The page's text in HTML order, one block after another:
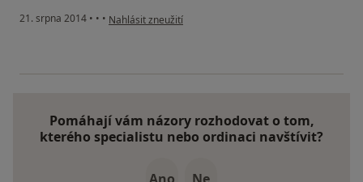
21. srpna 2014 • • • podle názoru uživatele Váš účet byl odstraněn
Nahlásit zneužití
Pomáhají vám názory rozhodovat o tom,
kterého specialistu nebo ordinaci navštívit?